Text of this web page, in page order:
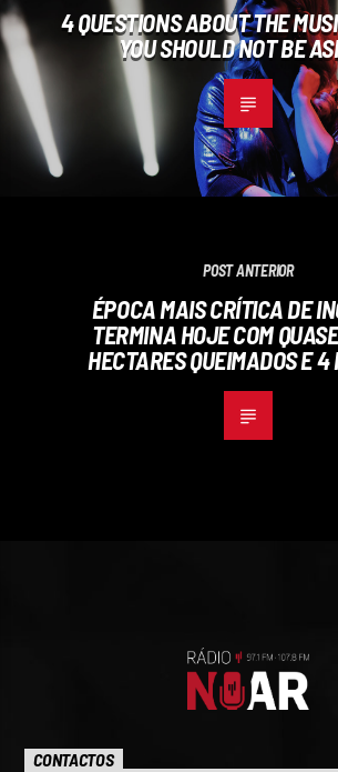
4 QUESTIONS ABOUT THE
YOU SHOULD NOT BE
POST ANTERIOR
ÉPOCA MAIS CRÍTICA DE
TERMINA HOJE COM
HECTARES QUEIMADOS E 4
CONTACTOS